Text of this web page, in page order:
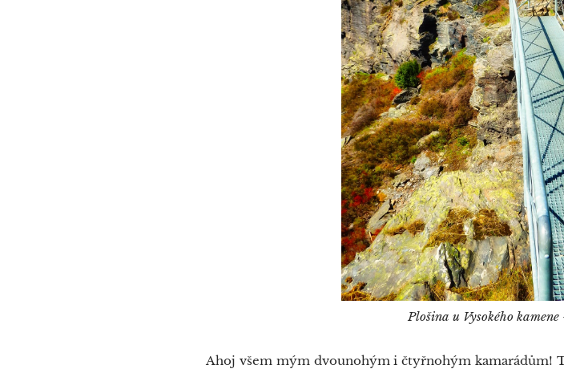
Plošina u Vysokého
Ahoj všem mým dvounohým i čtyřnohým kamarádům!